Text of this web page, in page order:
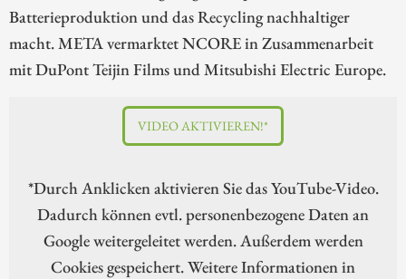
Batterieproduktion und das Recycling nachhaltiger
macht. META vermarktet NCORE in Zusammenarbeit
mit DuPont Teijin Films und Mitsubishi Electric Europe.
VIDEO AKTIVIEREN!*
*Durch Anklicken aktivieren Sie das YouTube-Video.
Dadurch können evtl. personenbezogene Daten an
Google weitergeleitet werden. Außerdem werden
Cookies gespeichert. Weitere Informationen in